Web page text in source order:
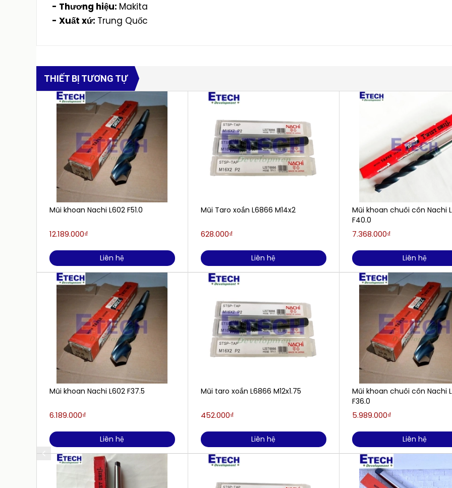
- Thương hiệu: Makita
- Xuất xứ: Trung Quốc
THIẾT BỊ TƯƠNG TỰ
Mũi khoan Nachi L602 F51.0
12.189.000₫
Liên hệ
Mũi khoan Nachi L602 F37.5
6.189.000₫
Liên hệ
Mũi Taro xoắn L6866 M14x2
628.000₫
Liên hệ
Mũi taro xoắn L6866 M12x1.75
452.000₫
Liên hệ
Mũi khoan chuôi côn Nachi
F40.0
7.368.000₫
Liên hệ
Mũi khoan chuôi côn Nachi
F36.0
5.989.000₫
Liên hệ